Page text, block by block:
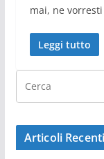
mai, ne
Leggi tutto
Articoli Recenti